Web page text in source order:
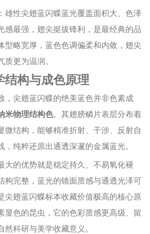
雄性尖翅蓝闪蝶蓝光覆盖面积大、色泽
感最强，翅尖挺拔锋利，是最经典的品
型略宽厚，蓝色色调偏柔和内敛，翅尖
质更为温润。
结构与成色原理
，尖翅蓝闪蝶的绝美蓝色并非色素成
米物理结构色。其翅膀鳞片表层分布着
微结构，能够精准折射、干涉、反射自
，纯粹还原出通透深邃的金属蓝光。
大的优势就是稳定持久、不易氧化褪
构完整，蓝光的镜面质感与通透光泽可
尖翅蓝闪蝶标本收藏价值极高的核心原
显色的昆虫，它的色彩质感更高级、留
然科研与美学收藏意义。